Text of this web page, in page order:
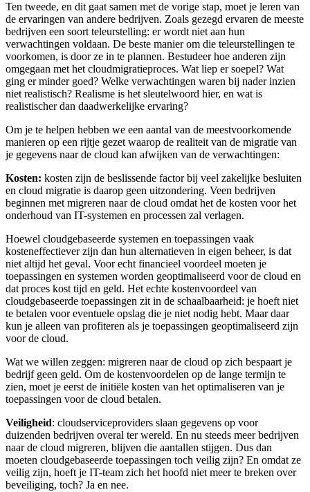
Ten tweede, en dit gaat samen met de vorige stap, moet je leren van
de ervaringen van andere bedrijven. Zoals gezegd ervaren de meeste
bedrijven een soort teleurstelling: er wordt niet aan hun
verwachtingen voldaan. De beste manier om die teleurstellingen te
voorkomen, is door ze in te plannen. Bestudeer hoe anderen zijn
omgegaan met het cloudmigratieproces. Wat liep er soepel? Wat
ging er minder goed? Welke verwachtingen waren bij nader inzien
niet realistisch? Realisme is het sleutelwoord hier, en wat is
realistischer dan daadwerkelijke ervaring?
Om je te helpen hebben we een aantal van de meestvoorkomende
manieren op een rijtje gezet waarop de realiteit van de migratie van
je gegevens naar de cloud kan afwijken van de verwachtingen:
Kosten: kosten zijn de beslissende factor bij veel zakelijke besluiten
en cloud migratie is daarop geen uitzondering. Veen bedrijven
beginnen met migreren naar de cloud omdat het de kosten voor het
onderhoud van IT-systemen en processen zal verlagen.
Hoewel cloudgebaseerde systemen en toepassingen vaak
kosteneffectiever zijn dan hun alternatieven in eigen beheer, is dat
niet altijd het geval. Voor echt financieel voordeel moeten je
toepassingen en systemen worden geoptimaliseerd voor de cloud en
dat proces kost tijd en geld. Het echte kostenvoordeel van
cloudgebaseerde toepassingen zit in de schaalbaarheid: je hoeft niet
te betalen voor eventuele opslag die je niet nodig hebt. Maar daar
kun je alleen van profiteren als je toepassingen geoptimaliseerd zijn
voor de cloud.
Wat we willen zeggen: migreren naar de cloud op zich bespaart je
bedrijf geen geld. Om de kostenvoordelen op de lange termijn te
zien, moet je eerst de initiële kosten van het optimaliseren van je
toepassingen voor de cloud betalen.
Veiligheid: cloudserviceproviders slaan gegevens op voor
duizenden bedrijven overal ter wereld. En nu steeds meer bedrijven
naar de cloud migreren, blijven die aantallen stijgen. Dus dan
moeten cloudgebaseerde toepassingen toch veilig zijn? En omdat ze
veilig zijn, hoeft je IT-team zich het hoofd niet meer te breken over
beveiliging, toch? Ja en nee.